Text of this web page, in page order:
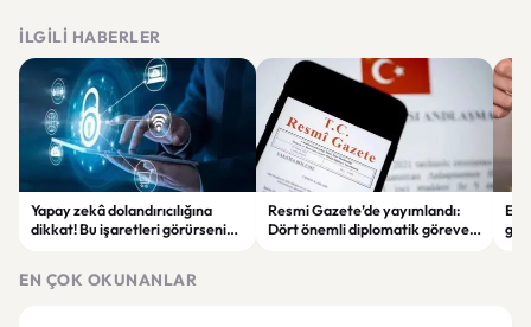
İLGILI HABERLER
Yapay zekâ dolandırıcılığına
dikkat! Bu işaretleri görürseniz
Resmi Gazete’de yayımlandı:
Dört önemli diplomatik göreve
EN ÇOK OKUNANLAR